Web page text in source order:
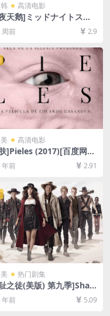
高清电影
天鹅]ミッドナイトスワ
百度网盘+夸克网盘
超清未删减资源][网盘
播放/下载][MP4/8.2GB]
字幕]
周前 2.9
高清电影
]Pieles (2017)[百度网盘
网盘1080P超清未删减
][网盘在线播放/下载][MP
中文字幕]
年前 2.91
热门剧集
之徒(美版) 第九季]Sha
Season 9 (2018)[百
盘+夸克网盘1080P超清
年前 5.09